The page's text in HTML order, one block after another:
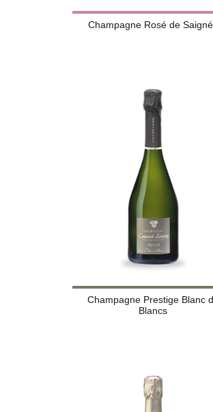
Champagne Rosé de
Champagne Prestige Blanc
Blancs